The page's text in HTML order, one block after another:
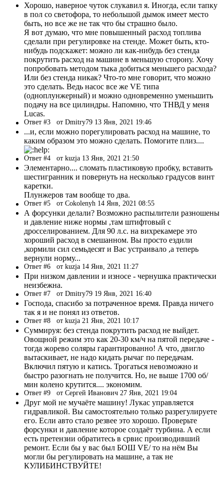
Хорошо, наверное чуток слукавил я. Иногда, если тапку
в пол со светофора, то небольшой дымок имеет место
быть, но все же не так что бы страшно было.
Я вот думаю, что мне повышенный расход топлива
сделали при регулировке на стенде. Может быть, кто-
нибудь подскажет: можно ли как-нибудь без стенда
покрутить расход на машине в меньшую сторону. Хочу
попробовать методом тыка добиться меньшего расхода?
Или без стенда никак? Что-то мне говорит, что можно
это сделать. Ведь насос все же VE типа
(одноплунжерный) и можно одновременно уменьшить
подачу на все цилиндры. Напомню, что ТНВД у меня
Lucas.
Ответ #3 от Dmitry79 13 Янв, 2021 19:46
...и, если можно порегулировать расход на машине, то
каким образом это можно сделать. Помогите плиз....
Ответ #4 от kuzja 13 Янв, 2021 21:50
Элементарно.... сломать пластиковую пробку, вставить
шестигранник и повернуть на несколько градусов винт
каретки.
Плунжеров там вообще то два.
Ответ #5 от Cokolenyh 14 Янв, 2021 08:55
А форсунки делали? Возможно распылители разношены
и давление ниже нормы ,там штифтовый с
дросселированием. Для 90 л.с. на вихрекамере это
хороший расход в смешанном. Вы просто ездили
,кормили сил семьдесят и Вас устраивало ,а теперь
вернули норму...
Ответ #6 от kuzja 14 Янв, 2021 11:27
При низком давлении и износе - чернушка практически
неизбежна.
Ответ #7 от Dmitry79 19 Янв, 2021 16:40
Господа, спасибо за потраченное время. Правда ничего
так я и не понял из ответов.
Ответ #8 от kuzja 21 Янв, 2021 10:17
Суммируя: без стенда покрутить расход не выйдет.
Овощной режим это как 20-30 км/ч на пятой передаче -
тогда жорево соляры гарантированно! А что, двигло
вытаскивает, не надо кидать рычаг по передачам.
Включил пятую и катись. Трогаться невозможно и
быстро разогнать не получится. Но, не выше 1700 об/
мин колено крутится.... экономим.
Ответ #9 от Сергей Иванович 27 Янв, 2021 19:04
Друг мой не мучаёте машину! Лукас управляется
гидравликой. Вы самостоятельно только разрегулируете
его. Если авто стало резвее это хорошо. Проверьте
форсунки и давление которое создаёт турбина. А если
есть претензии обратитесь в срвис производивший
ремонт. Если бы у вас был БОШ VE/ то на нём Вы
могли бы регулировать на машине, а так не
КУЛИБИНСТВУЙТЕ!